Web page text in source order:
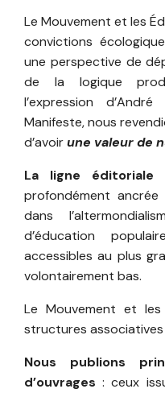
Le Mouvement et les
convictions
une perspective de
de la logique
l’expression
Manifeste, nous
d’avoirune valeur de
La ligne éditoriale
profondément
dans
d’éducation
accessibles au plus
volontairement bas.
Le Mouvement et
structures
Nous publions
d’ouvrages: ceux